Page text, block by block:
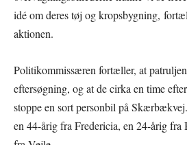
idé om deres tøj og kropsbygning,
aktionen.
Politikommissæren fortæller, at patruljen
eftersøgning, og at de cirka en time
stoppe en sort personbil på
en 44-årig fra Fredericia, en 24-årig fra